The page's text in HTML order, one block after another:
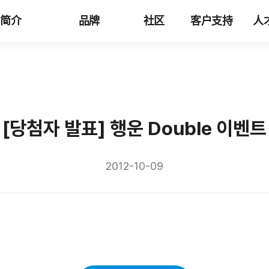
介 品牌 社区 客户支持 人
[당첨자 발표] 행운 Double 이벤트
2012-10-09